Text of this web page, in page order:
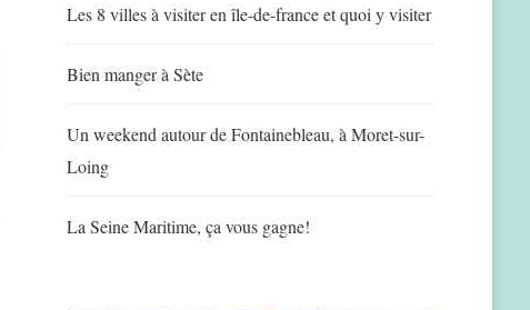
Les 8 villes à visiter en île-de-france et quoi y visiter
Bien manger à Sète
Un weekend autour de Fontainebleau, à Moret-sur-
Loing
La Seine Maritime, ça vous gagne!